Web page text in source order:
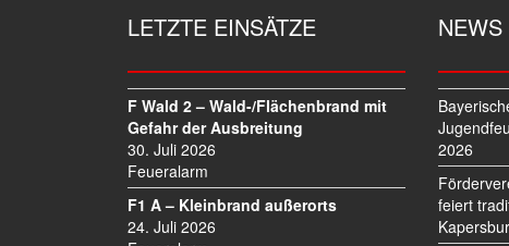
LETZTE EINSÄTZE
F Wald 2 – Wald-/Flächenbrand mit
Gefahr der Ausbreitung
30. Juli 2026
Feueralarm
F1 A – Kleinbrand außerorts
24. Juli 2026
NEWS
2026
feiert